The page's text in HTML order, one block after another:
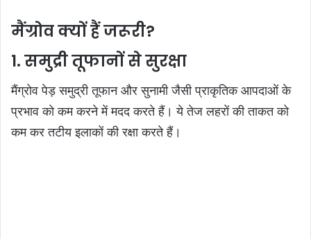
मैंग्रोव क्यों हैं जरूरी?
1. समुद्री तूफानों से सुरक्षा
मैंग्रोव पेड़ समुद्री तूफान और सुनामी जैसी प्राकृतिक आपदाओं के
प्रभाव को कम करने में मदद करते हैं। ये तेज लहरों की ताकत को
कम कर तटीय इलाकों की रक्षा करते हैं।